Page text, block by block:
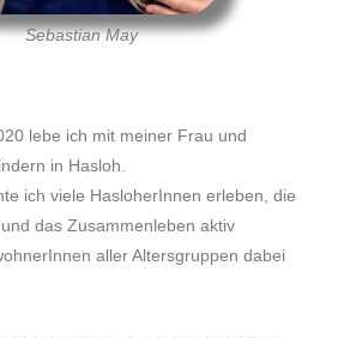
Sebastian May
lebe ich mit meiner Frau und
in Hasloh.
ich viele HasloherInnen erleben, die
das Zusammenleben aktiv
aller Altersgruppen dabei